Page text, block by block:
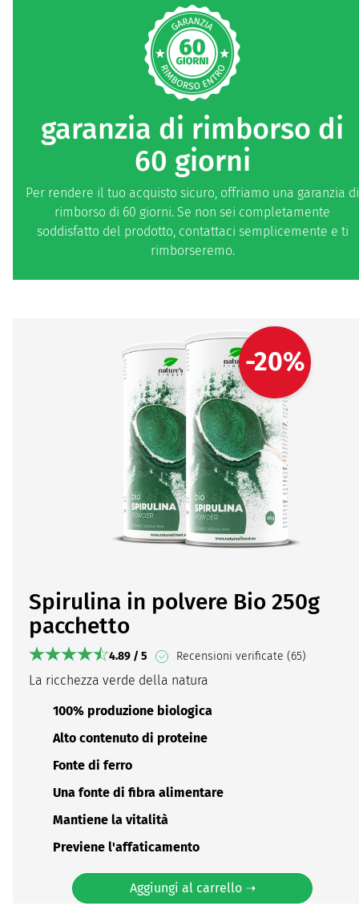
garanzia di rimborso di
60 giorni
Per rendere il tuo acquisto sicuro, offriamo una garanzia di
rimborso di 60 giorni. Se non sei completamente
soddisfatto del prodotto, contattaci semplicemente e ti
rimborseremo.
-20%
Spirulina in polvere Bio 250g
pacchetto
4.89 / 5 Recensioni verificate (65)
La ricchezza verde della natura
100% produzione biologica
Alto contenuto di proteine
Fonte di ferro
Una fonte di fibra alimentare
Mantiene la vitalità
Previene l'affaticamento
Aggiungi al carrello ➝